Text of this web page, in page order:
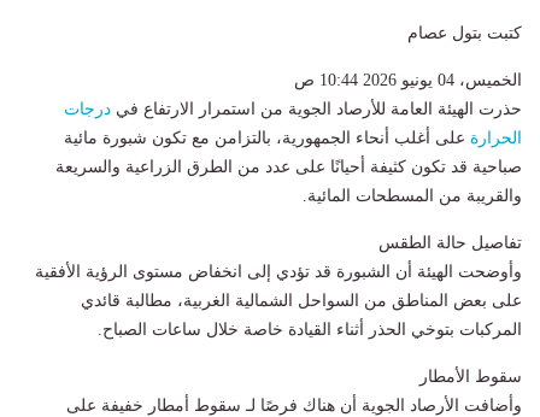
كتبت بتول عصام
الخميس، 04 يونيو 2026 10:44 ص
حذرت الهيئة العامة للأرصاد الجوية من استمرار الارتفاع في درجات
الحرارة على أغلب أنحاء الجمهورية، بالتزامن مع تكون شبورة مائية
صباحية قد تكون كثيفة أحيانًا على عدد من الطرق الزراعية والسريعة
والقريبة من المسطحات المائية.
تفاصيل حالة الطقس
وأوضحت الهيئة أن الشبورة قد تؤدي إلى انخفاض مستوى الرؤية الأفقية
على بعض المناطق من السواحل الشمالية الغربية، مطالبة قائدي
المركبات بتوخي الحذر أثناء القيادة خاصة خلال ساعات الصباح.
سقوط الأمطار
وأضافت الأرصاد الجوية أن هناك فرصًا لـ سقوط أمطار خفيفة على